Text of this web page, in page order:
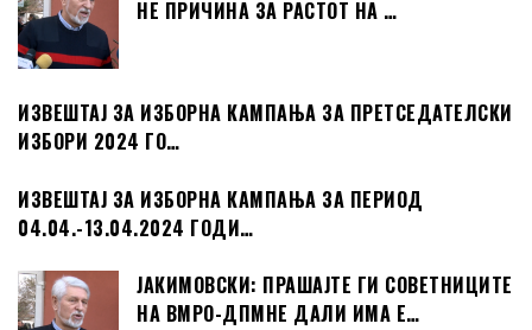
НЕ ПРИЧИНА ЗА РАСТОТ НА …
ИЗВЕШТАЈ ЗА ИЗБОРНА КАМПАЊА ЗА ПРЕТСЕДАТЕЛСКИ
ИЗБОРИ 2024 ГО…
ИЗВЕШТАЈ ЗА ИЗБОРНА КАМПАЊА ЗА ПЕРИОД
04.04.-13.04.2024 ГОДИ…
ЈАКИМОВСКИ: ПРАШАЈТЕ ГИ СОВЕТНИЦИТЕ
НА ВМРО-ДПМНЕ ДАЛИ ИМА Е…